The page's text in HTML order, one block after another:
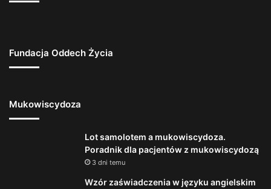
Fundacja Oddech Życia
Mukowiscydoza
Lot samolotem a mukowiscydoza.
Poradnik dla pacjentów z mukowiscydozą
3 dni temu
Wzór zaświadczenia w języku angielskim